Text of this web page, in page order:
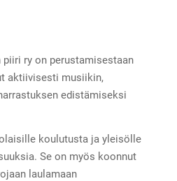
piiri ry on perustamisestaan
aktiivisesti musiikin,
edistämiseksi
koulutusta ja yleisölle
Se on myös koonnut
laulamaan